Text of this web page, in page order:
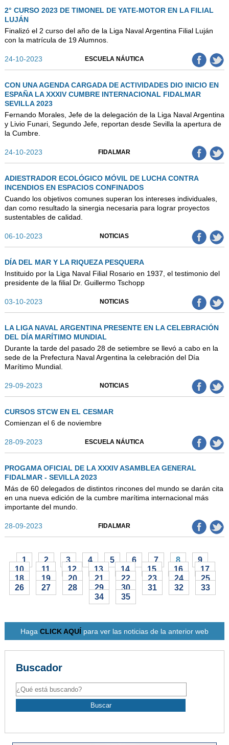
2° CURSO 2023 DE TIMONEL DE YATE-MOTOR EN LA FILIAL
LUJÁN
Finalizó el 2 curso del año de la Liga Naval Argentina Filial Luján
con la matrícula de 19 Alumnos.
24-10-2023 ESCUELA NÁUTICA
CON UNA AGENDA CARGADA DE ACTIVIDADES DIO INICIO EN
ESPAÑA LA XXXIV CUMBRE INTERNACIONAL FIDALMAR
SEVILLA 2023
Fernando Morales, Jefe de la delegación de la Liga Naval Argentina
y Livio Funari, Segundo Jefe, reportan desde Sevilla la apertura de
la Cumbre.
24-10-2023 FIDALMAR
ADIESTRADOR ECOLÓGICO MÓVIL DE LUCHA CONTRA
INCENDIOS EN ESPACIOS CONFINADOS
Cuando los objetivos comunes superan los intereses individuales,
dan como resultado la sinergia necesaria para lograr proyectos
sustentables de calidad.
06-10-2023 NOTICIAS
DÍA DEL MAR Y LA RIQUEZA PESQUERA
Instituido por la Liga Naval Filial Rosario en 1937, el testimonio del
presidente de la filial Dr. Guillermo Tschopp
03-10-2023 NOTICIAS
LA LIGA NAVAL ARGENTINA PRESENTE EN LA CELEBRACIÓN
DEL DÍA MARÍTIMO MUNDIAL
Durante la tarde del pasado 28 de setiembre se llevó a cabo en la
sede de la Prefectura Naval Argentina la celebración del Día
Marítimo Mundial.
29-09-2023 NOTICIAS
CURSOS STCW EN EL CESMAR
Comienzan el 6 de noviembre
28-09-2023 ESCUELA NÁUTICA
PROGAMA OFICIAL DE LA XXXIV ASAMBLEA GENERAL
FIDALMAR - SEVILLA 2023
Más de 60 delegados de distintos rincones del mundo se darán cita
en una nueva edición de la cumbre marítima internacional más
importante del mundo.
28-09-2023 FIDALMAR
1 2 3 4 5 6 7 8
9
10
11 12 13 14 15 16
17
18
19 20 21 22 23 24
25
26
27 28 29 30 31 32
33
34
35
Haga CLICK AQUÍ para ver las noticias de la anterior web
Buscador